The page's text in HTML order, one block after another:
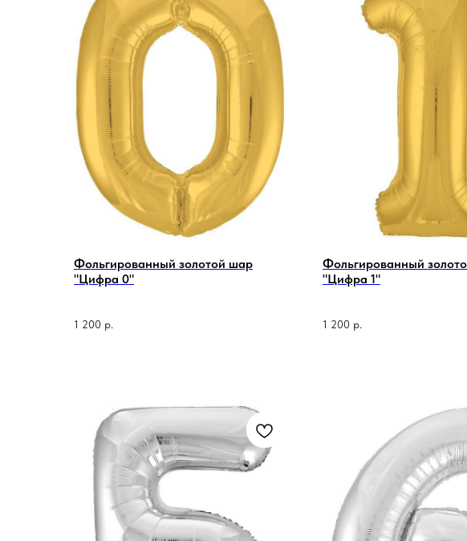
Фольгированный золотой шар
"Цифра 0"
1 200 р.
Фольгированный
"Цифра 1"
1 200 р.